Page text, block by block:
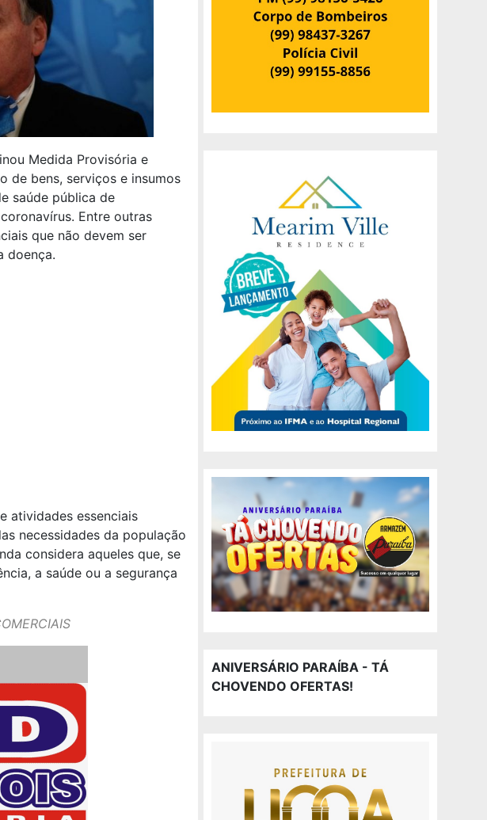
Medida Provisória e
de bens, serviços e insumos
saúde pública de
Entre outras
que não devem ser
doença.
atividades essenciais
necessidades da população
considera aqueles que, se
a saúde ou a segurança
ANIVERSÁRIO PARAÍBA - TÁ
CHOVENDO OFERTAS!